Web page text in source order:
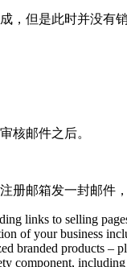
，但是此时并没有销
核邮件之后。
册邮箱发一封邮件
links to selling
of your business
branded products –
component,